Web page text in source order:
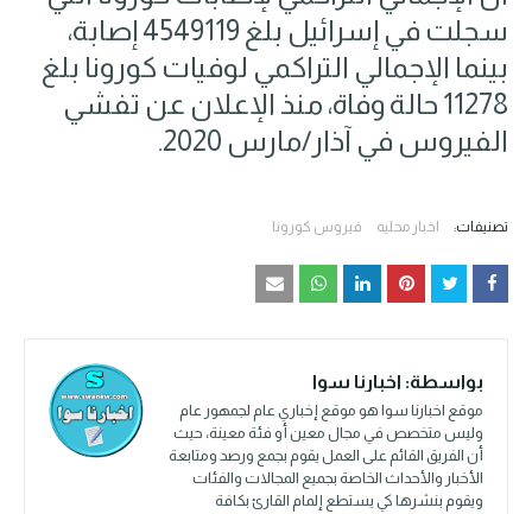
سجلت في إسرائيل بلغ 4549119 إصابة،
بينما الإجمالي التراكمي لوفيات كورونا بلغ
11278 حالة وفاة، منذ الإعلان عن تفشي
الفيروس في آذار/مارس 2020.
تصنيفات: اخبار محليه فيروس كورونا
بواسطة: اخبارنا سوا
موقع اخبارنا سوا هو موقع إخباري عام لجمهور عام
وليس متخصص في مجال معين أو فئة معينة، حيث
أن الفريق القائم على العمل يقوم بجمع ورصد ومتابعة
الأخبار والأحداث الخاصة بجميع المجالات والفئات
ويقوم بنشرها كي يستطع إلمام القارئ بكافة